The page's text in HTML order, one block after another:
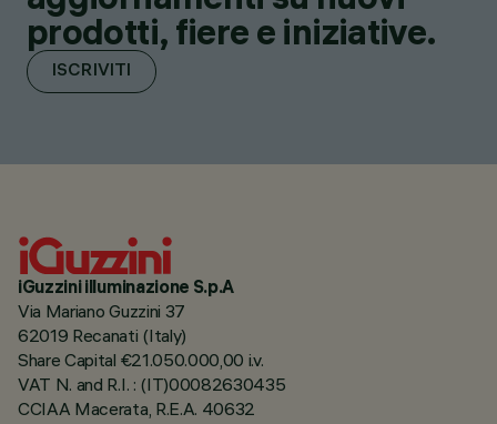
prodotti, fiere e iniziative.
ISCRIVITI
iGuzzini illuminazione S.p.A
Via Mariano Guzzini 37
62019 Recanati (Italy)
Share Capital €21.050.000,00 i.v.
VAT N. and R.I. : (IT)00082630435
CCIAA Macerata, R.E.A. 40632